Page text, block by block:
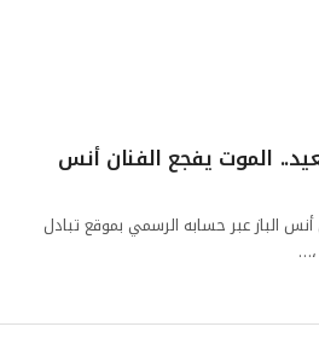
الموت يفجع الفنان أنس
أنس الباز عبر حسابه الرسمي بموقع تبادل